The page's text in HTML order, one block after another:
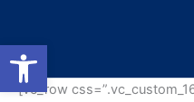
Abrir barra de herramientas
contenido
[vc_row